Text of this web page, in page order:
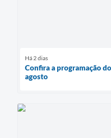
Há 2 dias
Confira a programação
agosto